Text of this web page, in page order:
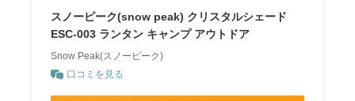
スノーピーク(snow peak) クリスタルシェード
ESC-003 ランタン キャンプ アウトドア
Snow Peak(スノーピーク)
口コミを見る